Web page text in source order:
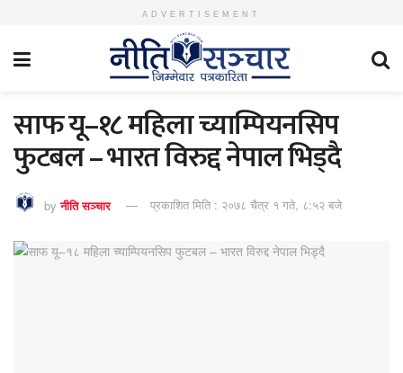
ADVERTISEMENT
साफ यू–१८ महिला च्याम्पियनसिप
फुटबल – भारत विरुद्द नेपाल भिड्दै
by नीति सञ्चार प्रकाशित मिति : २०७८ चैत्र १ गते, ८:५२ बजे